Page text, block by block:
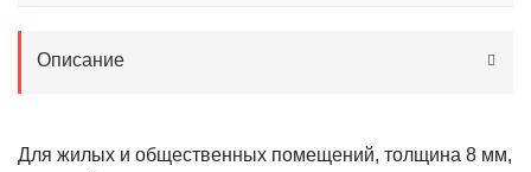
Описание
Для жилых и общественных помещений, толщина 8 мм,